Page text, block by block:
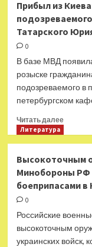
Украина
НАТО
Прибыл из
Татарского
0
В базе МВД
розыске
подозреваемого в
петербургском
Читать далее
из
Киева:
МВД
розыск
Литература
Высокоточным
Минобороны РФ
боеприпасами в
0
Российские
высокоточным
украинских войск,